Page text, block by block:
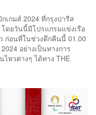
กมส์ 2024 ที่กรุงปารีส
ดยวันนี้มีโปรแกรมแข่งเรือ
ก่อนที่ในช่วงดึกคืนนี้ 01.00
อย่างเป็นทางการ
หวต่างๆ ได้ทาง THE